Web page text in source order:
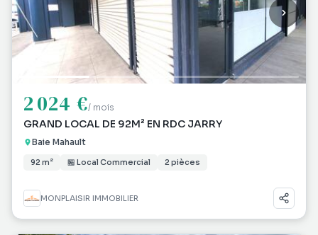
2 024 €/ mois
GRAND LOCAL DE 92M² EN RDC JARRY
Baie Mahault
92 m² 🏪 Local Commercial 2 pièces
MONPLAISIR IMMOBILIER